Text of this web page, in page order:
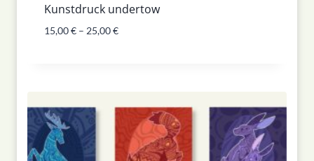
Kunstdruck undertow
15,00€ – 25,00€